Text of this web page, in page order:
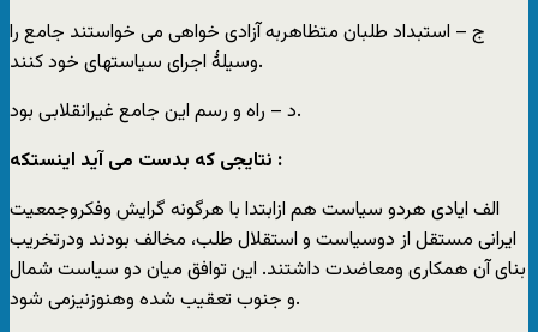
ج – استبداد طلبان متظاهربه آزادی خواهی می خواستند جامع را
وسیلۀ اجرای سیاستهای خود کنند.
د – راه و رسم این جامع غیرانقلابی بود.
نتایجی که بدست می آید اینستکه :
الف ایادی هردو سیاست هم ازابتدا با هرگونه گرایش وفکروجمعیت
ایرانی مستقل از دوسیاست و استقلال طلب، مخالف بودند ودرتخریب
بنای آن همکاری ومعاضدت داشتند. این توافق میان دو سیاست شمال
و جنوب تعقیب شده وهنوزنیزمی شود.